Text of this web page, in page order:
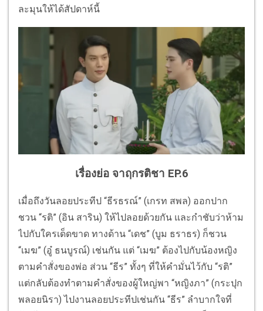
ละมุนให้ได้สัปดาห์นี้
เรื่องย่อ จาฤกรติชา EP.6
เมื่อถึงวันลอยประทีป “ธีรธรณ์” (เกรท สพล) ออกปาก
ชวน “รติ” (อิน สาริน) ให้ไปลอยด้วยกัน และกำชับว่าห้าม
ไปกับใครเด็ดขาด ทางด้าน “เดช” (บูม ธราธร) ก็ชวน
“เมฆ” (อู๋ ธนบูรณ์) เช่นกัน แต่ “เมฆ” ต้องไปกับน้องหญิง
ตามคำสั่งของพ่อ ส่วน “ธีร” ทั้งๆ ที่ให้คำมั่นไว้กับ “รติ”
แต่กลับต้องทำตามคำสั่งของผู้ใหญ่พา “หญิงภา” (กระปุก
พลอยนิรา) ไปงานลอยประทีปเช่นกัน “ธีร” ลำบากใจที่